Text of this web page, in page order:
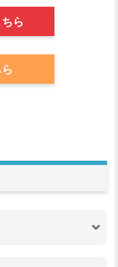
ら